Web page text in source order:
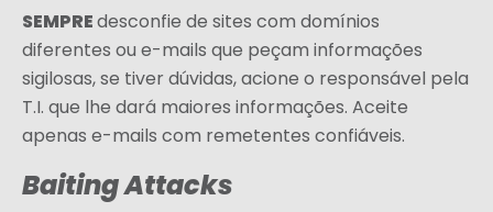
SEMPREdesconfie de sites com domínios
diferentes ou e-mails que peçam informações
sigilosas, se tiver dúvidas, acione o responsável pela
T.I. que lhe dará maiores informações. Aceite
apenas e-mails com remetentes confiáveis.
Baiting Attacks